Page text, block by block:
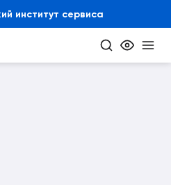
институт сервиса